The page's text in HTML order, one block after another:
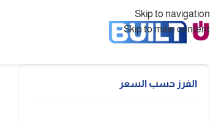
Skip to navigation
Skip to main content
الفرز حسب السعر